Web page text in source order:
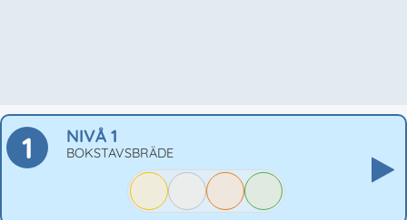
1 NIVÅ 1
BOKSTAVSBRÄDE